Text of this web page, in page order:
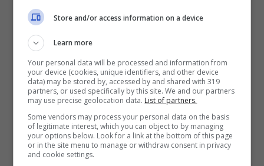
TracklistStore and/or access information on a device
Learn more
Your personal data will be processed and information from
your device (cookies, unique identifiers, and other device
data) may be stored by, accessed by and shared with 319
partners, or used specifically by this site. We and our partners
may use precise geolocation data. List of partners.
Some vendors may process your personal data on the basis
of legitimate interest, which you can object to by managing
your options below. Look for a link at the bottom of this page
or in the site menu to manage or withdraw consent in privacy
and cookie settings.